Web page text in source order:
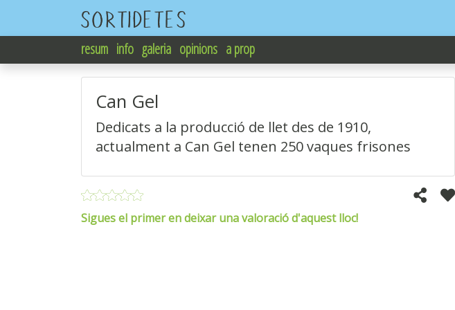
resum info galeria opinions a prop
Can Gel
Dedicats a la producció de llet des de 1910,
actualment a Can Gel tenen 250 vaques frisones
Sigues el primer en deixar una valoració d'aquest lloc!